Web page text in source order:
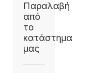
Παραλαβή
από
το
κατάστημα
μας